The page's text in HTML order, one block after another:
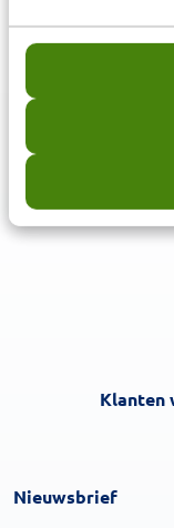
Klanten
Nieuwsbrief